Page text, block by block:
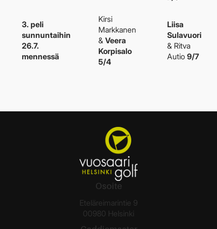
3. peli
sunnuntaihin
26.7.
mennessä
Kirsi
Markkanen
& Veera
Korpisalo
5/4
Liisa
Sulavuori
& Ritva
Autio 9/7
Osoite
Eteläreimarintie 9
00980 Helsinki